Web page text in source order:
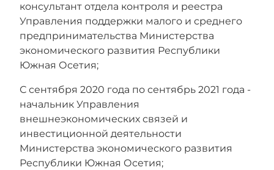
консультант отдела контроля и реестра
Управления поддержки малого и среднего
предпринимательства Министерства
экономического развития Республики
Южная Осетия;
С сентября 2020 года по сентябрь 2021 года -
начальник Управления
внешнеэкономических связей и
инвестиционной деятельности
Министерства экономического развития
Республики Южная Осетия;